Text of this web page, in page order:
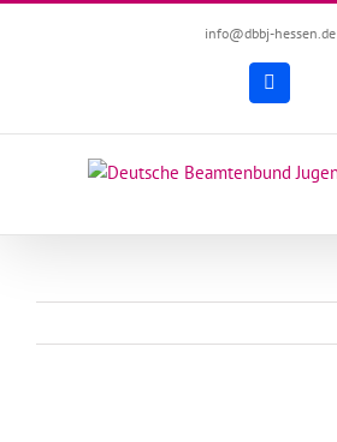
info@dbbj-hessen.de
Facebook